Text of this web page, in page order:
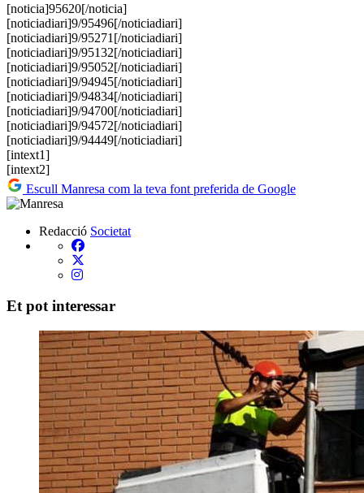
[noticia]95620[/noticia]
[noticiadiari]9/95496[/noticiadiari]
[noticiadiari]9/95271[/noticiadiari]
[noticiadiari]9/95132[/noticiadiari]
[noticiadiari]9/95052[/noticiadiari]
[noticiadiari]9/94945[/noticiadiari]
[noticiadiari]9/94834[/noticiadiari]
[noticiadiari]9/94700[/noticiadiari]
[noticiadiari]9/94572[/noticiadiari]
[noticiadiari]9/94449[/noticiadiari]
[intext1]
[intext2]
Escull Manresa com la teva font preferida de Google
Redacció Societat
Et pot interessar